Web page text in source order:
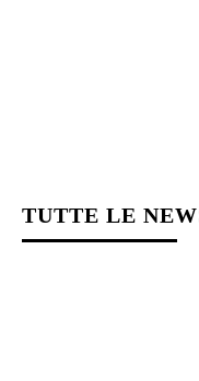
TUTTE LE